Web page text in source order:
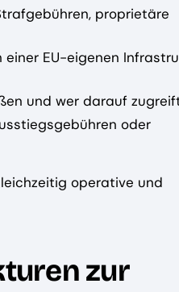
proprietäre
einer EU-eigenen
und wer darauf
oder
operative und
zur